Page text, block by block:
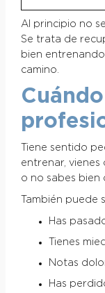
Al principio no
Se trata de
bien
camino.
Tiene sentido
entrenar, vienes
o no sabes bien
También puede
Has
Tienes
Notas
Has